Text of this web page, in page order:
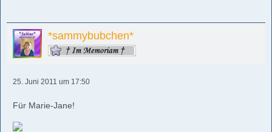
*sammybubchen*
25. Juni 2011 um 17:50
Für Marie-Jane!